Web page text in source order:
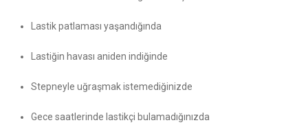
Lastik patlaması yaşandığında
Lastiğin havası aniden indiğinde
Stepneyle uğraşmak istemediğinizde
Gece saatlerinde lastikçi bulamadığınızda